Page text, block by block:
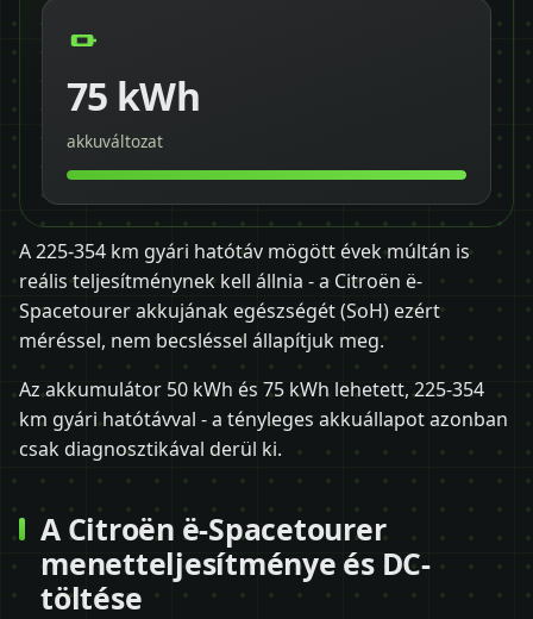
75 kWh
akkuváltozat
A 225-354 km gyári hatótáv mögött évek múltán is
reális teljesítménynek kell állnia - a Citroën ë-
Spacetourer akkujának egészségét (SoH) ezért
méréssel, nem becsléssel állapítjuk meg.
Az akkumulátor 50 kWh és 75 kWh lehetett, 225-354
km gyári hatótávval - a tényleges akkuállapot azonban
csak diagnosztikával derül ki.
A Citroën ë-Spacetourer
menetteljesítménye és DC-
töltése